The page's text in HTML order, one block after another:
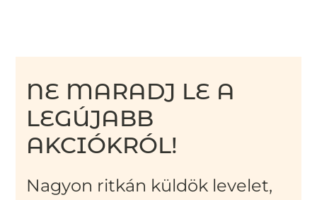
NE MARADJ LE A
LEGÚJABB
AKCIÓKRÓL!
Nagyon ritkán küldök levelet,